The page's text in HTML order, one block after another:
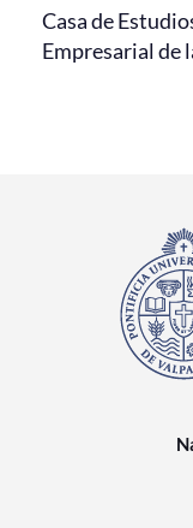
Casa de
Empresarial de